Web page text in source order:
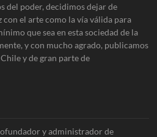
del poder, decidimos dejar de
con el arte como la vía válida para
que sea en esta sociedad de la
y con mucho agrado, publicamos
y de gran parte de
y administrador de